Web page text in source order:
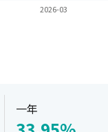
2026-03
一年